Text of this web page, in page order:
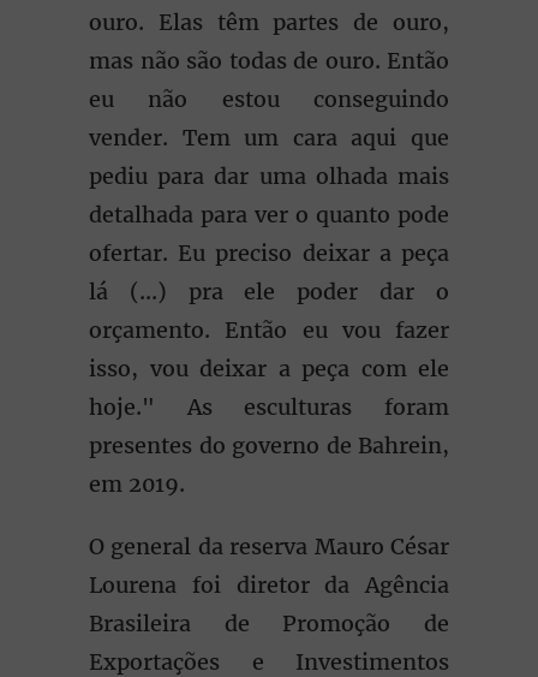
ouro. Elas têm partes de ouro,
mas não são todas de ouro. Então
eu não estou conseguindo
vender. Tem um cara aqui que
pediu para dar uma olhada mais
detalhada para ver o quanto pode
ofertar. Eu preciso deixar a peça
lá (...) pra ele poder dar o
orçamento. Então eu vou fazer
isso, vou deixar a peça com ele
hoje." As esculturas foram
presentes do governo de Bahrein,
em 2019.
O general da reserva Mauro César
Lourena foi diretor da Agência
Brasileira de Promoção de
Exportações e Investimentos